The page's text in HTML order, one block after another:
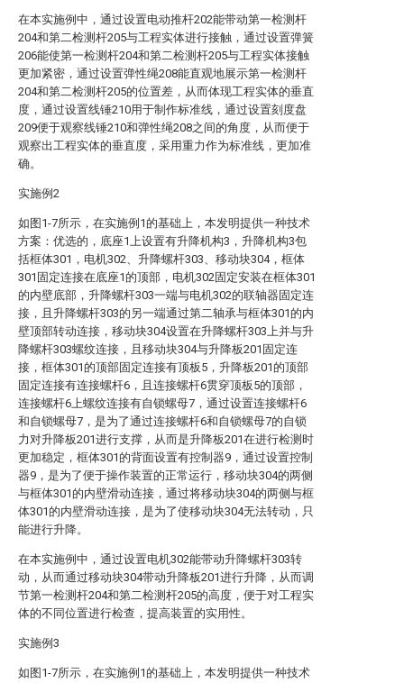
在本实施例中，通过设置电动推杆202能带动第一检测杆
204和第二检测杆205与工程实体进行接触，通过设置弹簧
206能使第一检测杆204和第二检测杆205与工程实体接触
更加紧密，通过设置弹性绳208能直观地展示第一检测杆
204和第二检测杆205的位置差，从而体现工程实体的垂直
度，通过设置线锤210用于制作标准线，通过设置刻度盘
209便于观察线锤210和弹性绳208之间的角度，从而便于
观察出工程实体的垂直度，采用重力作为标准线，更加准
确。
实施例2
如图1-7所示，在实施例1的基础上，本发明提供一种技术
方案：优选的，底座1上设置有升降机构3，升降机构3包
括框体301，电机302、升降螺杆303、移动块304，框体
301固定连接在底座1的顶部，电机302固定安装在框体301
的内壁底部，升降螺杆303一端与电机302的联轴器固定连
接，且升降螺杆303的另一端通过第二轴承与框体301的内
壁顶部转动连接，移动块304设置在升降螺杆303上并与升
降螺杆303螺纹连接，且移动块304与升降板201固定连
接，框体301的顶部固定连接有顶板5，升降板201的顶部
固定连接有连接螺杆6，且连接螺杆6贯穿顶板5的顶部，
连接螺杆6上螺纹连接有自锁螺母7，通过设置连接螺杆6
和自锁螺母7，是为了通过连接螺杆6和自锁螺母7的自锁
力对升降板201进行支撑，从而是升降板201在进行检测时
更加稳定，框体301的背面设置有控制器9，通过设置控制
器9，是为了便于操作装置的正常运行，移动块304的两侧
与框体301的内壁滑动连接，通过将移动块304的两侧与框
体301的内壁滑动连接，是为了使移动块304无法转动，只
能进行升降。
在本实施例中，通过设置电机302能带动升降螺杆303转
动，从而通过移动块304带动升降板201进行升降，从而调
节第一检测杆204和第二检测杆205的高度，便于对工程实
体的不同位置进行检查，提高装置的实用性。
实施例3
如图1-7所示，在实施例1的基础上，本发明提供一种技术